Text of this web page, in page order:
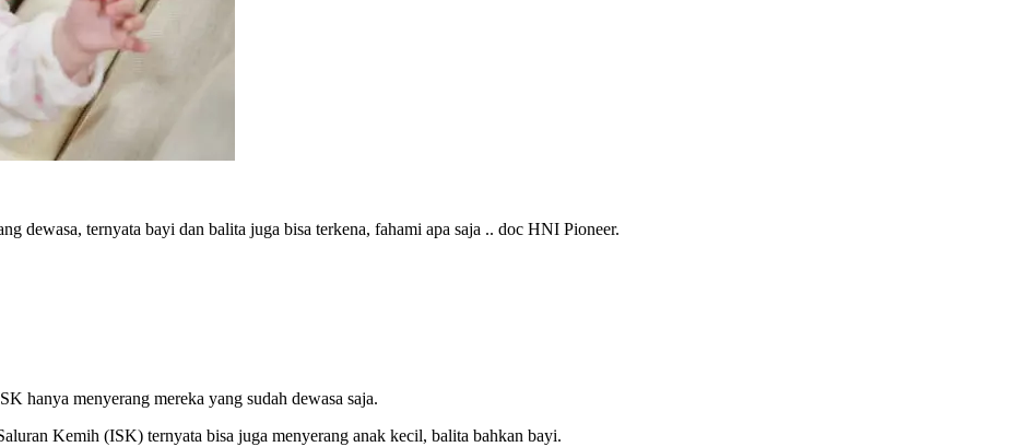
dewasa, ternyata bayi dan balita juga bisa terkena, fahami apa saja .. doc HNI Pioneer.
hanya menyerang mereka yang sudah dewasa saja.
Kemih (ISK) ternyata bisa juga menyerang anak kecil, balita bahkan bayi.